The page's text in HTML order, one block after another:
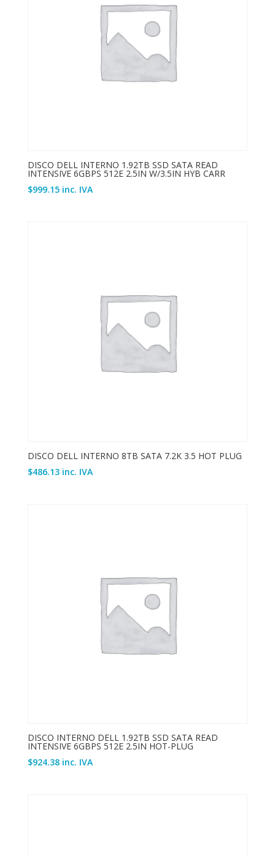
DISCO DELL INTERNO 1.92TB SSD SATA READ
INTENSIVE 6GBPS 512E 2.5IN W/3.5IN HYB CARR
$999.15 inc. IVA
DISCO DELL INTERNO 8TB SATA 7.2K 3.5 HOT PLUG
$486.13 inc. IVA
DISCO INTERNO DELL 1.92TB SSD SATA READ
INTENSIVE 6GBPS 512E 2.5IN HOT-PLUG
$924.38 inc. IVA